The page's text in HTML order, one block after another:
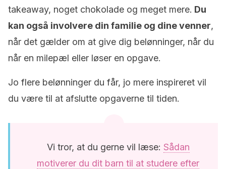
takeaway, noget chokolade og meget mere. Du
kan også involvere din familie og dine venner,
når det gælder om at give dig belønninger, når du
når en milepæl eller løser en opgave.
Jo flere belønninger du får, jo mere inspireret vil
du være til at afslutte opgaverne til tiden.
Vi tror, at du gerne vil læse: Sådan
motiverer du dit barn til at studere efter